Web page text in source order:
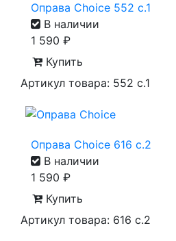
Оправа Choice 552 с.1
В наличии
1 590 ₽
Купить
Артикул товара: 552 с.1
Оправа Choice 616 с.2
В наличии
1 590 ₽
Купить
Артикул товара: 616 с.2